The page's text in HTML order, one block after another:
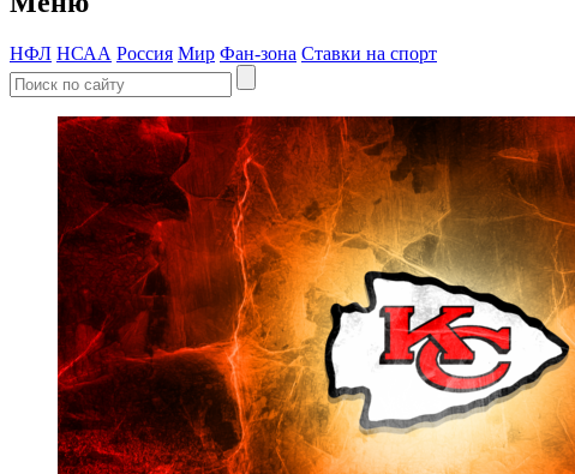
НФЛ НСАА Россия Мир Фан-зона Ставки на спорт